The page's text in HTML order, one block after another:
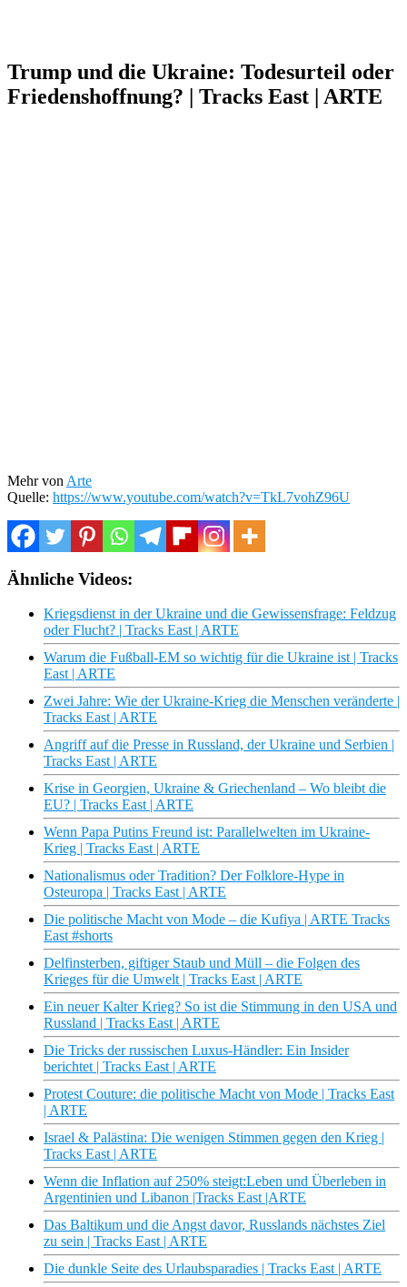
Trump und die Ukraine: Todesurteil oder
Friedenshoffnung? | Tracks East | ARTE
Mehr von Arte
Quelle: https://www.youtube.com/watch?v=TkL7vohZ96U
Ähnliche Videos:
Kriegsdienst in der Ukraine und die Gewissensfrage: Feldzug
oder Flucht? | Tracks East | ARTE
Warum die Fußball-EM so wichtig für die Ukraine ist | Tracks
East | ARTE
Zwei Jahre: Wie der Ukraine-Krieg die Menschen veränderte |
Tracks East | ARTE
Angriff auf die Presse in Russland, der Ukraine und Serbien |
Tracks East | ARTE
Krise in Georgien, Ukraine & Griechenland – Wo bleibt die
EU? | Tracks East | ARTE
Wenn Papa Putins Freund ist: Parallelwelten im Ukraine-
Krieg | Tracks East | ARTE
Nationalismus oder Tradition? Der Folklore-Hype in
Osteuropa | Tracks East | ARTE
Die politische Macht von Mode – die Kufiya | ARTE Tracks
East #shorts
Delfinsterben, giftiger Staub und Müll – die Folgen des
Krieges für die Umwelt | Tracks East | ARTE
Ein neuer Kalter Krieg? So ist die Stimmung in den USA und
Russland | Tracks East | ARTE
Die Tricks der russischen Luxus-Händler: Ein Insider
berichtet | Tracks East | ARTE
Protest Couture: die politische Macht von Mode | Tracks East
| ARTE
Israel & Palästina: Die wenigen Stimmen gegen den Krieg |
Tracks East | ARTE
Wenn die Inflation auf 250% steigt:Leben und Überleben in
Argentinien und Libanon |Tracks East |ARTE
Das Baltikum und die Angst davor, Russlands nächstes Ziel
zu sein | Tracks East | ARTE
Die dunkle Seite des Urlaubsparadies | Tracks East | ARTE